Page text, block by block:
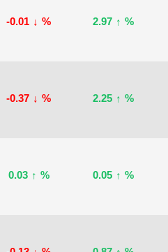
-0.01 ↓ % 2.97 ↑ %
-0.37 ↓ % 2.25 ↑ %
0.03 ↑ % 0.05 ↑ %